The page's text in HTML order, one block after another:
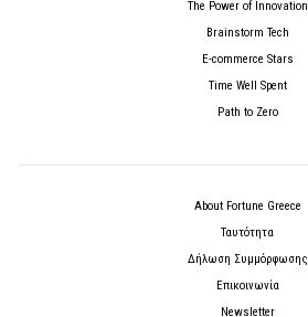
The Power of Innovation
Brainstorm Tech
E-commerce Stars
Time Well Spent
Path to Zero
About Fortune Greece
Ταυτότητα
Δήλωση Συμμόρφωσης
Επικοινωνία
Newsletter